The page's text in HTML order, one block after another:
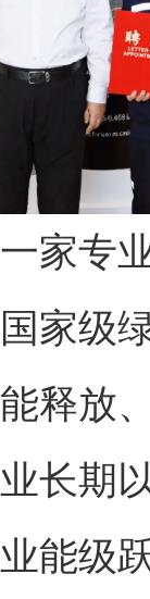
家专
家级
释放
长期
能级